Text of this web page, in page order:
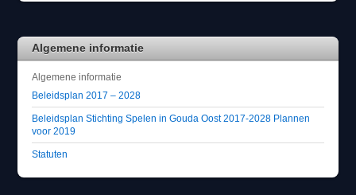
Algemene informatie
Algemene informatie
Beleidsplan 2017 – 2028
Beleidsplan Stichting Spelen in Gouda Oost 2017-2028 Plannen
voor 2019
Statuten